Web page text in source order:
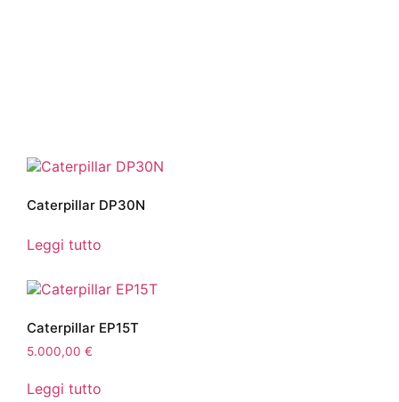
Caterpillar DP30N
Leggi tutto
Caterpillar EP15T
5.000,00 €
Leggi tutto